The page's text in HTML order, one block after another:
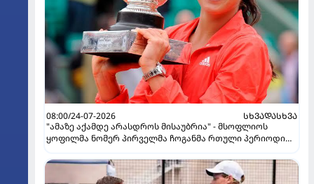
08:00/24-07-2026
ᲡᲮᲕᲐᲓᲐᲡᲮᲕᲐ
"ამაზე აქამდე არასდროს მისაუბრია" - მსოფლიოს
ყოფილმა ნომერ პირველმა ჩოგანმა რთული პერიოდი